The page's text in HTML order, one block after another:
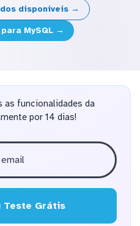
disponíveis →
MySQL →
as funcionalidades da
por 14 dias!
Teste Grátis